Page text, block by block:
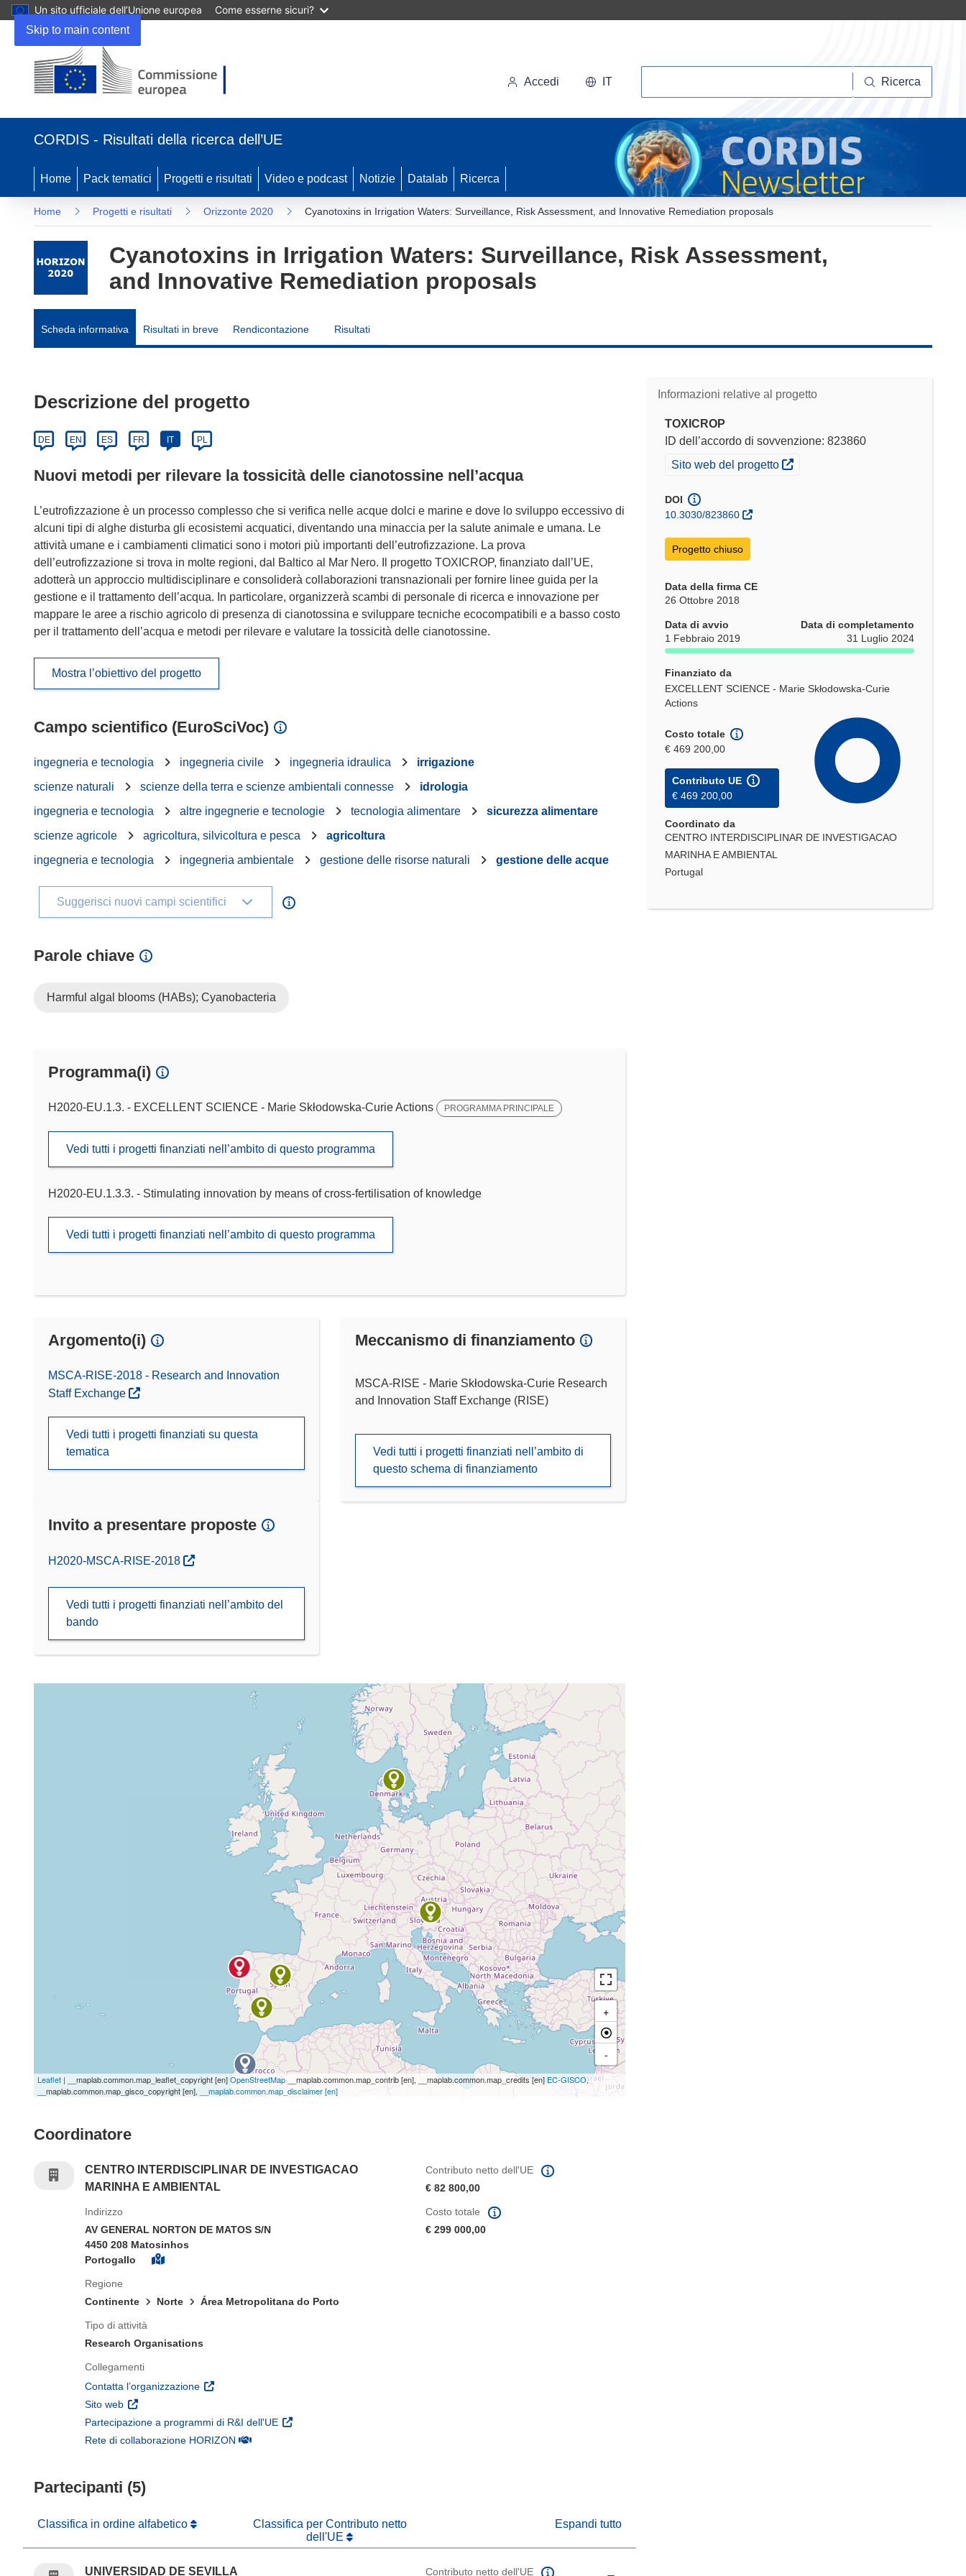
Skip to main content
Un sito ufficiale dell’Unione europea Come esserne sicuri?
Accedi IT Ricerca
CORDIS - Risultati della ricerca dell’UE
Home Pack tematici Progetti e risultati Video e podcast Notizie Datalab Ricerca
Home Progetti e risultati Orizzonte 2020 Cyanotoxins in Irrigation Waters: Surveillance, Risk Assessment, and Innovative Remediation proposals
Cyanotoxins in Irrigation Waters: Surveillance, Risk Assessment,
and Innovative Remediation proposals
Scheda informativa Risultati in breve Rendicontazione Risultati
Informazioni relative al progetto
TOXICROP
ID dell’accordo di sovvenzione: 823860
(si apre in una nuova finestra)
Sito web del progetto
DOI
10.3030/823860
Progetto chiuso
Data della firma CE
26 Ottobre 2018
Data di avvio
1 Febbraio 2019
Data di completamento
31 Luglio 2024
Finanziato da
EXCELLENT SCIENCE - Marie Skłodowska-Curie
Actions
Costo totale
€ 469 200,00
Contributo UE
€ 469 200,00
Coordinato da
CENTRO INTERDISCIPLINAR DE INVESTIGACAO
MARINHA E AMBIENTAL
Portugal
Descrizione del progetto
DE EN ES FR IT PL
Nuovi metodi per rilevare la tossicità delle cianotossine nell’acqua
L’eutrofizzazione è un processo complesso che si verifica nelle acque dolci e marine e dove lo sviluppo eccessivo di
alcuni tipi di alghe disturba gli ecosistemi acquatici, diventando una minaccia per la salute animale e umana. Le
attività umane e i cambiamenti climatici sono i motori più importanti dell’eutrofizzazione. La prova
dell’eutrofizzazione si trova in molte regioni, dal Baltico al Mar Nero. Il progetto TOXICROP, finanziato dall’UE,
adotterà un approccio multidisciplinare e consoliderà collaborazioni transnazionali per fornire linee guida per la
gestione e il trattamento dell’acqua. In particolare, organizzerà scambi di personale di ricerca e innovazione per
mappare le aree a rischio agricolo di presenza di cianotossina e sviluppare tecniche ecocompatibili e a basso costo
per il trattamento dell’acqua e metodi per rilevare e valutare la tossicità delle cianotossine.
Mostra l’obiettivo del progetto
Campo scientifico (EuroSciVoc)
ingegneria e tecnologia ingegneria civile ingegneria idraulica
irrigazione
scienze naturali
scienze della terra e scienze ambientali connesse
idrologia
ingegneria e tecnologia
altre ingegnerie e tecnologie tecnologia alimentare
sicurezza alimentare
scienze agricole
agricoltura, silvicoltura e pesca
agricoltura
ingegneria e tecnologia
ingegneria ambientale gestione delle risorse naturali gestione delle acque
Suggerisci nuovi campi scientifici
Parole chiave
Harmful algal blooms (HABs); Cyanobacteria
Programma(i)
H2020-EU.1.3. - EXCELLENT SCIENCE - Marie Skłodowska-Curie Actions PROGRAMMA PRINCIPALE
Vedi tutti i progetti finanziati nell’ambito di questo programma
H2020-EU.1.3.3. - Stimulating innovation by means of cross-fertilisation of knowledge
Vedi tutti i progetti finanziati nell’ambito di questo programma
Argomento(i)
MSCA-RISE-2018 - Research and Innovation
Staff Exchange
Vedi tutti i progetti finanziati su questa
tematica
Meccanismo di finanziamento
MSCA-RISE - Marie Skłodowska-Curie Research
and Innovation Staff Exchange (RISE)
Vedi tutti i progetti finanziati nell’ambito di
questo schema di finanziamento
Invito a presentare proposte
(si apre in una nuova finestra)
H2020-MSCA-RISE-2018
Vedi tutti i progetti finanziati nell’ambito del
bando
+
-
Leaflet | __maplab.common.map_leaflet_copyright [en]OpenStreetMap __maplab.common.map_contrib [en], __maplab.common.map_credits [en] EC-GISCO,
__maplab.common.map_gisco_copyright [en],
__maplab.common.map_disclaimer [en]
Coordinatore
CENTRO INTERDISCIPLINAR DE INVESTIGACAO
MARINHA E AMBIENTAL
Contributo netto dell'UE
€ 82 800,00
Indirizzo
AV GENERAL NORTON DE MATOS S/N
4450 208 Matosinhos
Portogallo
Regione
Continente
Norte Área Metropolitana do Porto
Tipo di attività
Research Organisations
Collegamenti
Contatta l’organizzazione (si apre in una nuova finestra)
Sito web (si apre in una nuova finestra)
Partecipazione a programmi di R&I dell'UE (si apre in una nuova finestra)
Rete di collaborazione HORIZON(si apre in una nuova finestra)
Costo totale
€ 299 000,00
Partecipanti (5)
Classifica in ordine alfabetico
Classifica per Contributo netto
dell'UE
Espandi tutto
UNIVERSIDAD DE SEVILLA Contributo netto dell'UE